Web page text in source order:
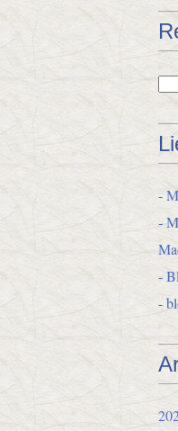
-
-
-
-